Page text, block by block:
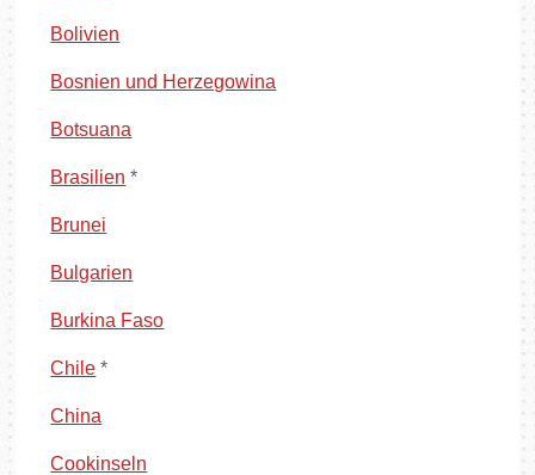
Bolivien
Bosnien und Herzegowina
Botsuana
Brasilien *
Brunei
Bulgarien
Burkina Faso
Chile *
China
Cookinseln